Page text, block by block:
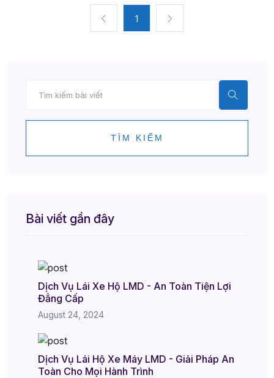
1
TÌM KIẾM
Bài viết gần đây
Dịch Vụ Lái Xe Hộ LMD - An Toàn Tiện Lợi
Đẳng Cấp
August 24, 2024
Dịch Vụ Lái Hộ Xe Máy LMD - Giải Pháp An
Toàn Cho Mọi Hành Trình